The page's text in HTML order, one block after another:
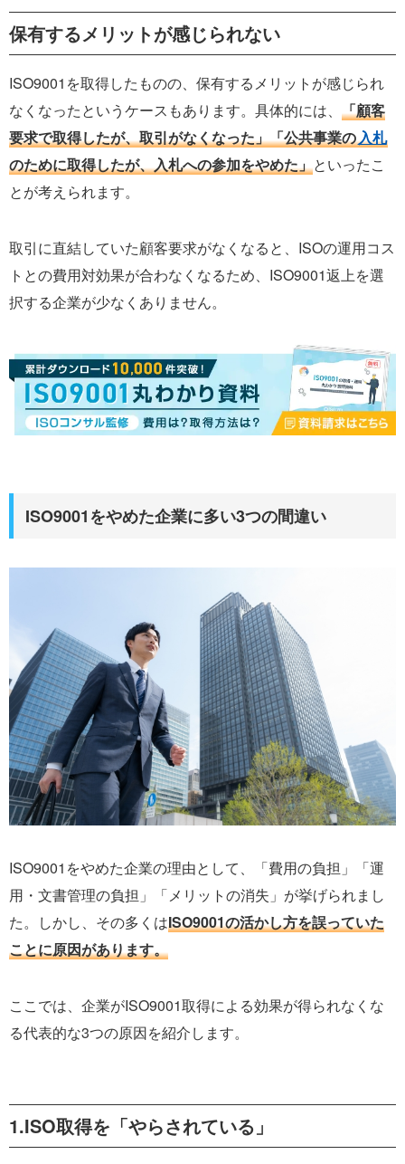
保有するメリットが感じられない
ISO9001を取得したものの、保有するメリットが感じられ
なくなったというケースもあります。具体的には、 「顧客
要求で取得したが、取引がなくなった」「公共事業の入札
のために取得したが、入札への参加をやめた」といったこ
とが考えられます。
取引に直結していた顧客要求がなくなると、ISOの運用コス
トとの費用対効果が合わなくなるため、ISO9001返上を選
択する企業が少なくありません。
ISO9001をやめた企業に多い3つの間違い
ISO9001をやめた企業の理由として、「費用の負担」「運
用・文書管理の負担」「メリットの消失」が挙げられまし
た。しかし、その多くはISO9001の活かし方を誤っていた
ことに原因があります。
ここでは、企業がISO9001取得による効果が得られなくな
る代表的な3つの原因を紹介します。
1.ISO取得を「やらされている」